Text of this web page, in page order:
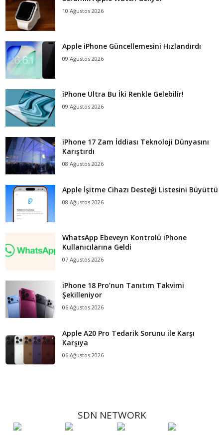
10 Ağustos 2026
Apple iPhone Güncellemesini Hızlandırdı
09 Ağustos 2026
iPhone Ultra Bu İki Renkle Gelebilir!
09 Ağustos 2026
iPhone 17 Zam İddiası Teknoloji Dünyasını
Karıştırdı
08 Ağustos 2026
Apple İşitme Cihazı Desteği Listesini Büyüttü
08 Ağustos 2026
WhatsApp Ebeveyn Kontrolü iPhone
Kullanıcılarına Geldi
07 Ağustos 2026
iPhone 18 Pro’nun Tanıtım Takvimi
Şekilleniyor
06 Ağustos 2026
Apple A20 Pro Tedarik Sorunu ile Karşı
Karşıya
06 Ağustos 2026
SDN NETWORK